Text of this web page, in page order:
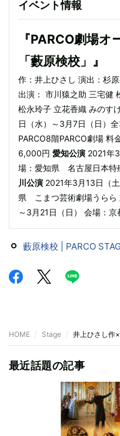
イベント情報
『PARCO劇場
「藪原検校」』
作：井上ひさし 演出：杉
出演： 市川猿之助 三宅健
松永玲子 立花香織 みのす
日（水）～3月7日（日）
PARCO8階PARCO劇場
6,000円 愛知公演 2021年
場：愛知県 名古屋日本特
川公演 2021年3月13日（
県 こまつ芸術劇場うらら
～3月21日（日） 会場：
藪原検校 | PARCO
HOME Stage 井上ひさし作
最近話題の記事